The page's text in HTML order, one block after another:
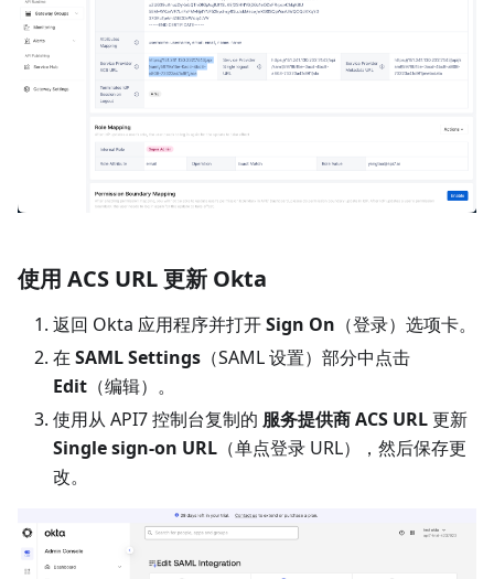
使用 ACS URL 更新 Okta
返回 Okta 应用程序并打开Sign On （登录）选项卡。
在 SAML Settings （SAML 设置）部分中点击
Edit （编辑）。
使用从 API7 控制台复制的 服务提供商 ACS URL更新
Single sign-on URL （单点登录 URL），然后保存更
改。